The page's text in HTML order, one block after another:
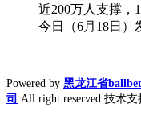
近200万人支撑，
今日（6月18日）
Powered by 黑龙江省
司 All right reserved 技术支